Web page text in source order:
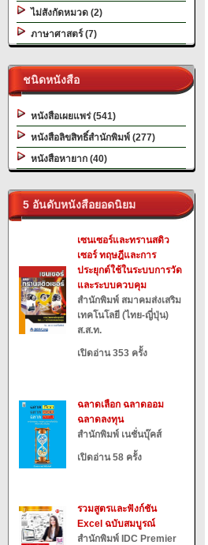
ไม่สังกัดหมวด (2)
ภาษาศาสตร์ (7)
ชนิดหนังสือ
หนังสือเผยแพร่ (541)
หนังสือลิขสิทธิ์สำนักพิมพ์ (277)
หนังสือหายาก (40)
5 อันดับหนังสือยอดนิยม
เซนเซอร์และทรานสดิว
เซอร์ ทฤษฎีและการ
ประยุกต์ใช้ในระบบการวัด
และระบบควบคุม
สำนักพิมพ์ สมาคมส่งเสริม
เทคโนโลยี (ไทย-ญี่ปุ่น)
ส.ส.ท.
เปิดอ่าน 353 ครั้ง
ฉลาดเลือก ฉลาดออม
ฉลาดลงทุน
สำนักพิมพ์ เนชั่นบุ๊คส์
เปิดอ่าน 58 ครั้ง
รวมสูตรและฟังก์ชัน
Excel ฉบับสมบูรณ์
สำนักพิมพ์ IDC Premier